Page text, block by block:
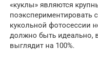
«куклы» являются
поэкспериментировать
кукольной фотосессии
должно быть идеально,
выглядит на 100%.